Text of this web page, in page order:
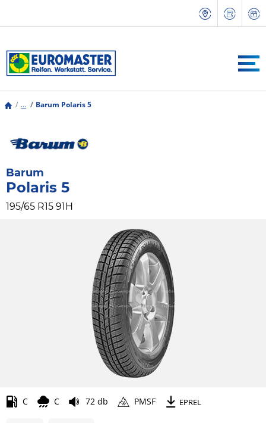
... Barum Polaris 5
Barum
Polaris 5
195/65 R15 91H
C C 72 db PMSF EPREL